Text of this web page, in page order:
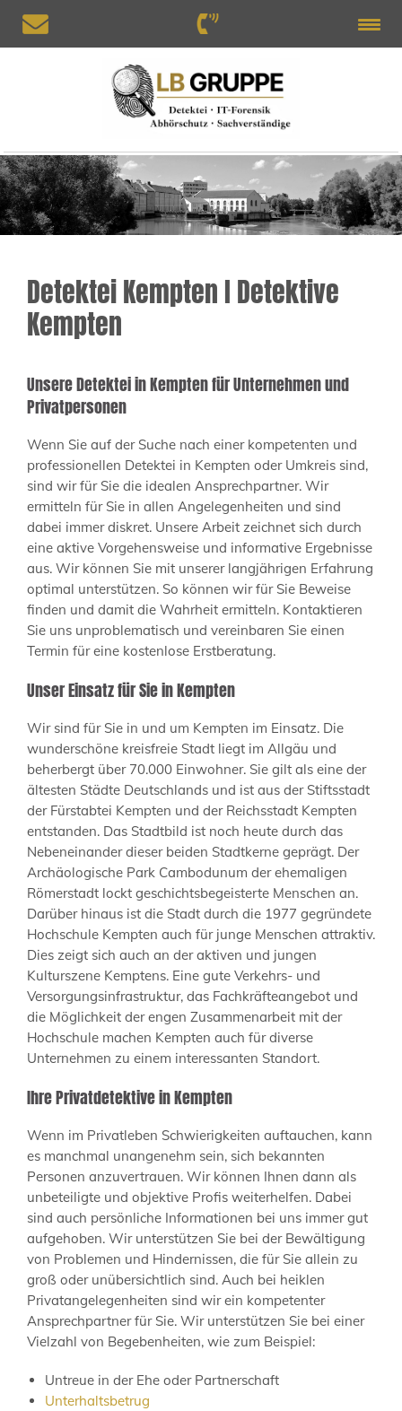
Detektei Kempten I Detektive
Kempten
Unsere Detektei in Kempten für Unternehmen und
Privatpersonen
Wenn Sie auf der Suche nach einer kompetenten und
professionellen Detektei in Kempten oder Umkreis sind,
sind wir für Sie die idealen Ansprechpartner. Wir
ermitteln für Sie in allen Angelegenheiten und sind
dabei immer diskret. Unsere Arbeit zeichnet sich durch
eine aktive Vorgehensweise und informative Ergebnisse
aus. Wir können Sie mit unserer langjährigen Erfahrung
optimal unterstützen. So können wir für Sie Beweise
finden und damit die Wahrheit ermitteln. Kontaktieren
Sie uns unproblematisch und vereinbaren Sie einen
Termin für eine kostenlose Erstberatung.
Unser Einsatz für Sie in Kempten
Wir sind für Sie in und um Kempten im Einsatz. Die
wunderschöne kreisfreie Stadt liegt im Allgäu und
beherbergt über 70.000 Einwohner. Sie gilt als eine der
ältesten Städte Deutschlands und ist aus der Stiftsstadt
der Fürstabtei Kempten und der Reichsstadt Kempten
entstanden. Das Stadtbild ist noch heute durch das
Nebeneinander dieser beiden Stadtkerne geprägt. Der
Archäologische Park Cambodunum der ehemaligen
Römerstadt lockt geschichtsbegeisterte Menschen an.
Darüber hinaus ist die Stadt durch die 1977 gegründete
Hochschule Kempten auch für junge Menschen attraktiv.
Dies zeigt sich auch an der aktiven und jungen
Kulturszene Kemptens. Eine gute Verkehrs- und
Versorgungsinfrastruktur, das Fachkräfteangebot und
die Möglichkeit der engen Zusammenarbeit mit der
Hochschule machen Kempten auch für diverse
Unternehmen zu einem interessanten Standort.
Ihre Privatdetektive in Kempten
Wenn im Privatleben Schwierigkeiten auftauchen, kann
es manchmal unangenehm sein, sich bekannten
Personen anzuvertrauen. Wir können Ihnen dann als
unbeteiligte und objektive Profis weiterhelfen. Dabei
sind auch persönliche Informationen bei uns immer gut
aufgehoben. Wir unterstützen Sie bei der Bewältigung
von Problemen und Hindernissen, die für Sie allein zu
groß oder unübersichtlich sind. Auch bei heiklen
Privatangelegenheiten sind wir ein kompetenter
Ansprechpartner für Sie. Wir unterstützen Sie bei einer
Vielzahl von Begebenheiten, wie zum Beispiel:
Untreue in der Ehe oder Partnerschaft
Unterhaltsbetrug